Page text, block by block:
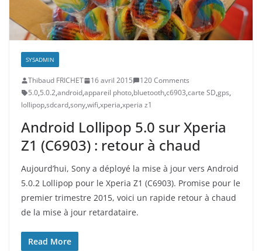
SYSADMIN
Thibaud FRICHET 16 avril 2015
120 Comments
5.0,5.0.2,android,appareil photo,bluetooth,c6903,carte SD,gps,
lollipop,sdcard,sony,wifi,xperia,xperia z1
Android Lollipop 5.0 sur Xperia
Z1 (C6903) : retour à chaud
Aujourd’hui, Sony a déployé la mise à jour vers Android
5.0.2 Lollipop pour le Xperia Z1 (C6903). Promise pour le
premier trimestre 2015, voici un rapide retour à chaud
de la mise à jour retardataire.
Read More